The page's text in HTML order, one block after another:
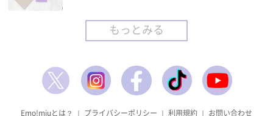
もっとみる
Emo!miuとは？ ｜ プライバシーポリシー ｜ 利用規約 ｜ お問い合わせ